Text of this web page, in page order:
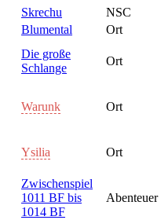
Skrechu
NSC
Blumental
Ort
Die große
Schlange
Ort
Warunk Ort
Ysilia Ort
Zwischenspiel
1011 BF bis
1014 BF
Abenteuer